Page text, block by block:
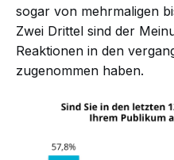
sogar von mehrmaligen
Zwei Drittel sind der
Reaktionen in den
zugenommen haben.